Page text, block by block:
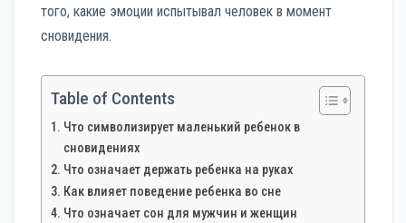
того, какие эмоции испытывал человек в момент
сновидения.
Table of Contents
Что символизирует маленький ребенок в
сновидениях
Что означает держать ребенка на руках
Как влияет поведение ребенка во сне
Что означает сон для мужчин и женщин